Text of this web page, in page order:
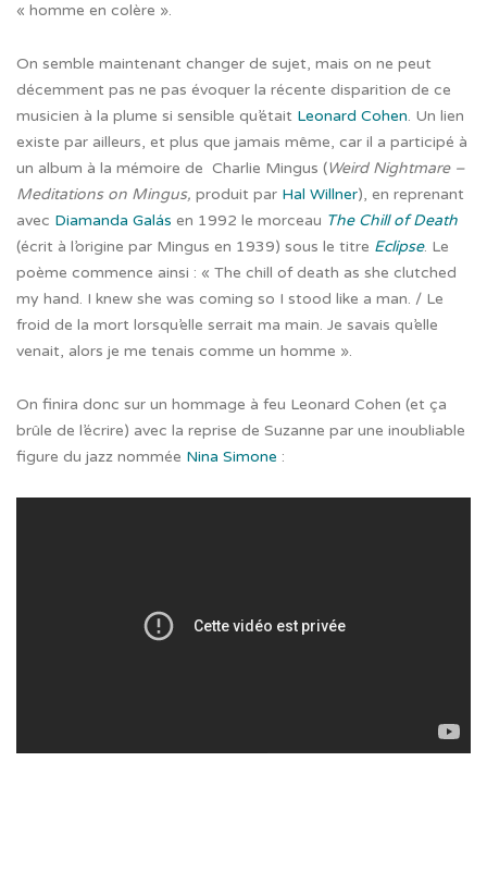
« homme en colère ».
On semble maintenant changer de sujet, mais on ne peut
décemment pas ne pas évoquer la récente disparition de ce
musicien à la plume si sensible qu’était Leonard Cohen. Un lien
existe par ailleurs, et plus que jamais même, car il a participé à
un album à la mémoire de Charlie Mingus (Weird Nightmare –
Meditations on Mingus, produit par Hal Willner), en reprenant
avec Diamanda Galás en 1992 le morceau The Chill of Death
(écrit à l’origine par Mingus en 1939) sous le titre Eclipse. Le
poème commence ainsi : « The chill of death as she clutched
my hand. I knew she was coming so I stood like a man. / Le
froid de la mort lorsqu’elle serrait ma main. Je savais qu’elle
venait, alors je me tenais comme un homme ».
On finira donc sur un hommage à feu Leonard Cohen (et ça
brûle de l’écrire) avec la reprise de Suzanne par une inoubliable
figure du jazz nommée Nina Simone :